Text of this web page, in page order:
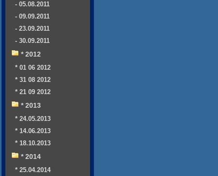
- 05.08.2011
- 09.09.2011
- 23.09.2011
- 30.09.2011
* 2012
* 01 06 2012
* 31 08 2012
* 21 09 2012
* 2013
* 24.05.2013
* 14.06.2013
* 18.10.2013
* 2014
* 25.04.2014